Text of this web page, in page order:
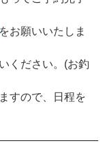
をお願いいたしま
ください。(お釣
すので、日程を